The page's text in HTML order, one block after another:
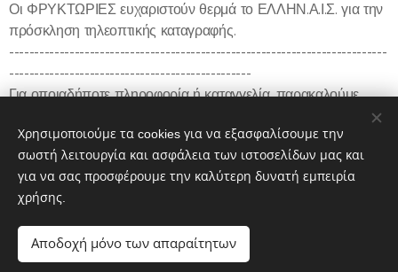
Οι ΦΡΥΚΤΩΡΙΕΣ ευχαριστούν θερμά το ΕΛΛΗΝ.Α.Ι.Σ. για την
πρόσκληση τηλεοπτικής καταγραφής.
---------------------------------------------------------------------------
------------------------------------------------
Για οποιαδήποτε πληροφορία ή καταγγελία, παρακαλούμε,
https://www.fryktories.net
Share
Χρησιμοποιούμε τα cookies για να εξασφαλίσουμε την
σωστή λειτουργία και ασφάλεια των ιστοσελίδων μας και
για να σας προσφέρουμε την καλύτερη δυνατή εμπειρία
χρήσης.
Αποδοχή μόνο των απαραίτητων